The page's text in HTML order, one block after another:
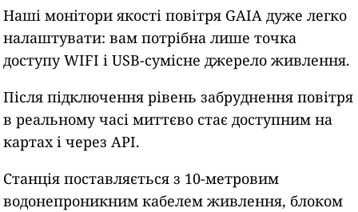
Наші монітори якості повітря GAIA дуже легко
налаштувати: вам потрібна лише точка
доступу WIFI і USB-сумісне джерело живлення.
Після підключення рівень забруднення повітря
в реальному часі миттєво стає доступним на
картах і через API.
Станція поставляється з 10-метровим
водонепроникним кабелем живлення, блоком